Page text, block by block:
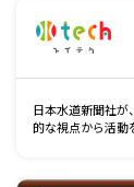
日本水道新聞社
的な視点から活動